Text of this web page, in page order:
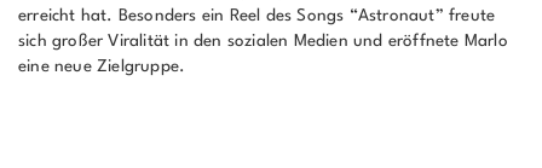
erreicht hat. Besonders ein Reel des Songs “Astronaut” freute
sich großer Viralität in den sozialen Medien und eröffnete Marlo
eine neue Zielgruppe.